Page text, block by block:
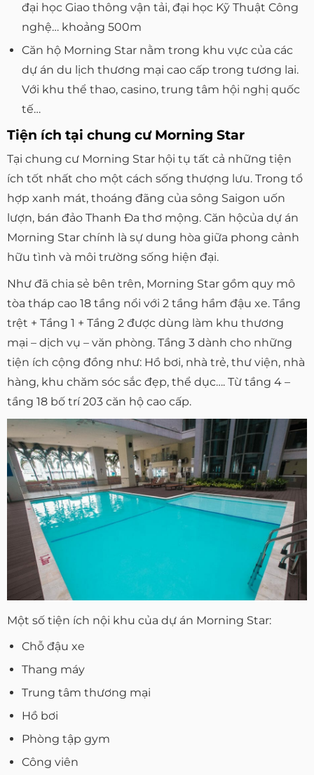
đại học Giao thông vận tải, đại học Kỹ Thuật Công
nghệ… khoảng 500m
Căn hộ Morning Star nằm trong khu vực của các
dự án du lịch thương mại cao cấp trong tương lai.
Với khu thể thao, casino, trung tâm hội nghị quốc
tế…
Tiện ích tại chung cư Morning Star
Tại chung cư Morning Star hội tụ tất cả những tiện
ích tốt nhất cho một cách sống thượng lưu. Trong tổ
hợp xanh mát, thoáng đãng của sông Saigon uốn
lượn, bán đảo Thanh Đa thơ mộng. Căn hộcủa dự án
Morning Star chính là sự dung hòa giữa phong cảnh
hữu tình và môi trường sống hiện đại.
Như đã chia sẻ bên trên, Morning Star gồm quy mô
tòa tháp cao 18 tầng nổi với 2 tầng hầm đậu xe. Tầng
trệt + Tầng 1 + Tầng 2 được dùng làm khu thương
mại – dịch vụ – văn phòng. Tầng 3 dành cho những
tiện ích cộng đồng như: Hồ bơi, nhà trẻ, thư viện, nhà
hàng, khu chăm sóc sắc đẹp, thể dục…. Từ tầng 4 –
tầng 18 bố trí 203 căn hộ cao cấp.
Một số tiện ích nội khu của dự án Morning Star:
Chỗ đậu xe
Thang máy
Trung tâm thương mại
Hồ bơi
Phòng tập gym
Công viên